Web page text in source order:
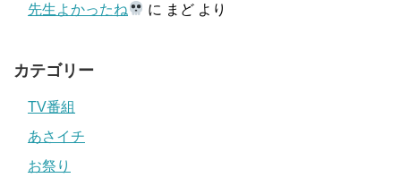
先生よかったね
に まど より
カテゴリー
TV番組
あさイチ
お祭り